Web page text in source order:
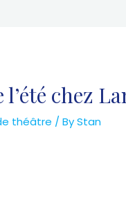
chez
théâtre / ByStan